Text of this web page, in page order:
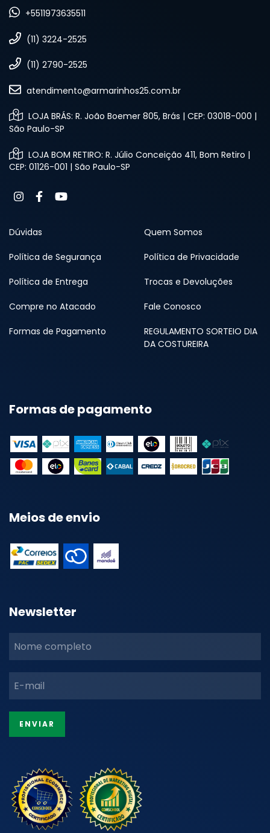
+5511973635511
(11) 3224-2525
(11) 2790-2525
atendimento@armarinhos25.com.br
LOJA BRÁS: R. João Boemer 805, Brás | CEP: 03018-000 |
São Paulo-SP
LOJA BOM RETIRO: R. Júlio Conceição 411, Bom Retiro |
CEP: 01126-001 | São Paulo-SP
Dúvidas Quem Somos
Política de Segurança Política de Privacidade
Política de Entrega Trocas e Devoluções
Compre no Atacado Fale Conosco
Formas de Pagamento
REGULAMENTO SORTEIO DIA
DA COSTUREIRA
Formas de pagamento
Meios de envio
Newsletter